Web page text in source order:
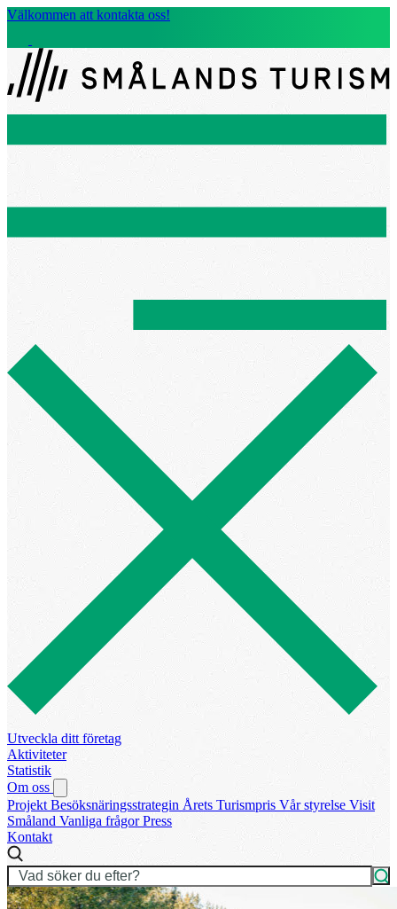
Välkommen att kontakta oss!
Utveckla ditt företag
Aktiviteter
Statistik
Om oss
Projekt Besöksnäringsstrategin Årets Turismpris Vår styrelse Visit
Småland Vanliga frågorPress
Kontakt